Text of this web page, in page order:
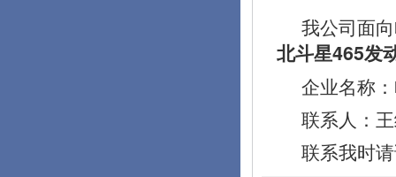
我公司面
北斗星465发
企业名称
联系人：
联系我时